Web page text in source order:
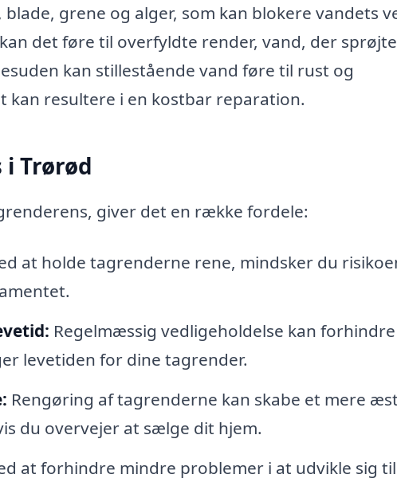
grene og alger, som kan blokere vandets
det føre til overfyldte render, vand, der
kan stillestående vand føre til rust og
resultere i en kostbar reparation.
Trørød
giver det en række fordele:
at holde tagrenderne rene, mindsker du
Regelmæssig vedligeholdelse kan
levetiden for dine tagrender.
Rengøring af tagrenderne kan skabe et mere
du overvejer at sælge dit hjem.
at forhindre mindre problemer i at udvikle sig til